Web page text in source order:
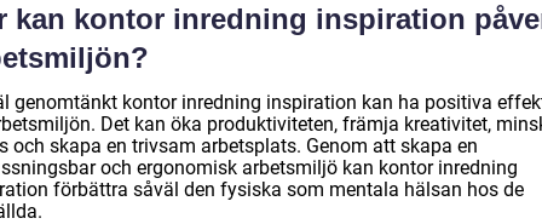
kan kontor inredning inspiration
genomtänkt kontor inredning inspiration kan ha positiva
Det kan öka produktiviteten, främja kreativitet,
och skapa en trivsam arbetsplats. Genom att skapa en
och ergonomisk arbetsmiljö kan kontor inredning
förbättra såväl den fysiska som mentala hälsan hos de